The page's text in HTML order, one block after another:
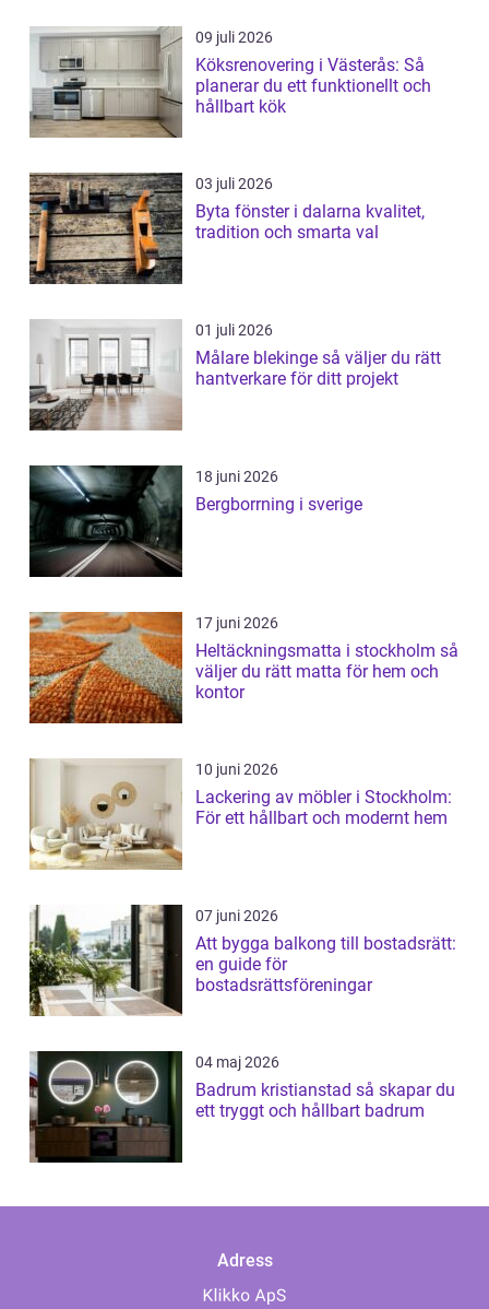
09 juli 2026
Köksrenovering i Västerås: Så
planerar du ett funktionellt och
hållbart kök
03 juli 2026
Byta fönster i dalarna kvalitet,
tradition och smarta val
01 juli 2026
Målare blekinge så väljer du rätt
hantverkare för ditt projekt
18 juni 2026
Bergborrning i sverige
17 juni 2026
Heltäckningsmatta i stockholm så
väljer du rätt matta för hem och
kontor
10 juni 2026
Lackering av möbler i Stockholm:
För ett hållbart och modernt hem
07 juni 2026
Att bygga balkong till bostadsrätt:
en guide för
bostadsrättsföreningar
04 maj 2026
Badrum kristianstad så skapar du
ett tryggt och hållbart badrum
Adress